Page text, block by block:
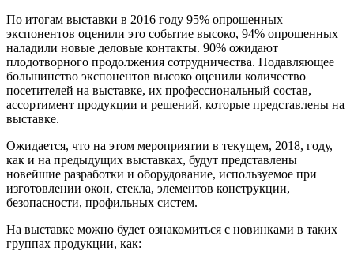
По итогам выставки в 2016 году 95% опрошенных
экспонентов оценили это событие высоко, 94% опрошенных
наладили новые деловые контакты. 90% ожидают
плодотворного продолжения сотрудничества. Подавляющее
большинство экспонентов высоко оценили количество
посетителей на выставке, их профессиональный состав,
ассортимент продукции и решений, которые представлены на
выставке.
Ожидается, что на этом мероприятии в текущем, 2018, году,
как и на предыдущих выставках, будут представлены
новейшие разработки и оборудование, используемое при
изготовлении окон, стекла, элементов конструкции,
безопасности, профильных систем.
На выставке можно будет ознакомиться с новинками в таких
группах продукции, как: